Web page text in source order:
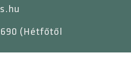
(Hétfőtől